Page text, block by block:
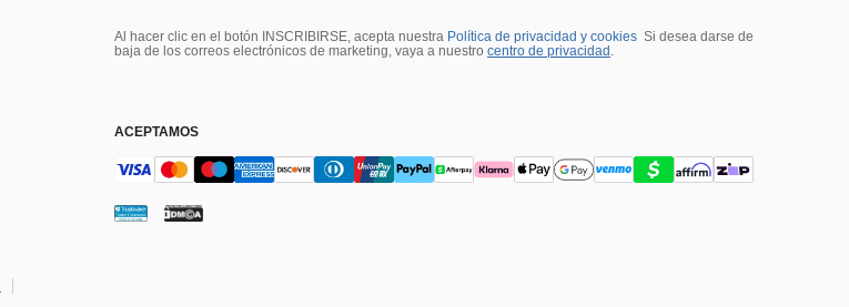
Al hacer clic en el botón INSCRIBIRSE, acepta nuestra Política de privacidad y cookies Si desea darse de
baja de los correos electrónicos de marketing, vaya a nuestro centro de privacidad .
ACEPTAMOS